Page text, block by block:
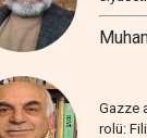
Gazze
rolü: